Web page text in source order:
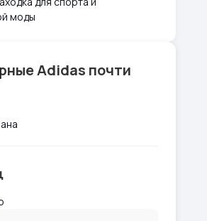
моды
Adidas почти